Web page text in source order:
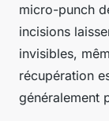
micro-punch
incisions
invisibles,
récupération
généralement